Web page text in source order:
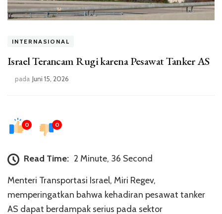
INTERNASIONAL
Israel Terancam Rugi karena Pesawat Tanker AS
pada Juni 15, 2026
0 0
Read Time: 2 Minute, 36 Second
Menteri Transportasi Israel, Miri Regev,
memperingatkan bahwa kehadiran pesawat tanker
AS dapat berdampak serius pada sektor